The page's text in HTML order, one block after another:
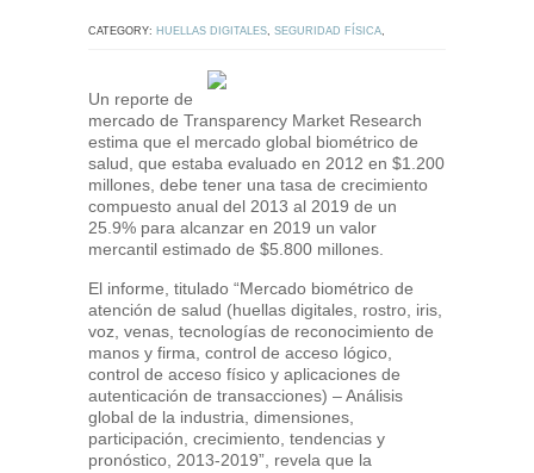
CATEGORY: HUELLAS DIGITALES, SEGURIDAD FÍSICA,
Un reporte de
mercado de Transparency Market Research
estima que el mercado global biométrico de
salud, que estaba evaluado en 2012 en $1.200
millones, debe tener una tasa de crecimiento
compuesto anual del 2013 al 2019 de un
25.9% para alcanzar en 2019 un valor
mercantil estimado de $5.800 millones.
El informe, titulado “Mercado biométrico de
atención de salud (huellas digitales, rostro, iris,
voz, venas, tecnologías de reconocimiento de
manos y firma, control de acceso lógico,
control de acceso físico y aplicaciones de
autenticación de transacciones) – Análisis
global de la industria, dimensiones,
participación, crecimiento, tendencias y
pronóstico, 2013-2019”, revela que la